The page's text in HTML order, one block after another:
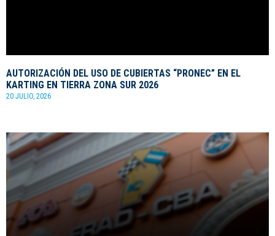
AUTORIZACIÓN DEL USO DE CUBIERTAS “PRONEC” EN EL
KARTING EN TIERRA ZONA SUR 2026
20 JULIO, 2026